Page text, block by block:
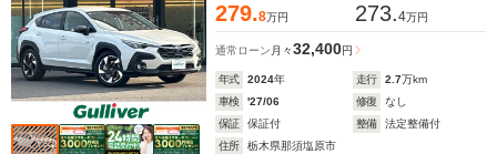
279.8万円 273.4万円
通常ローン 月々32,400円
年式 2024年 走行 2.7万km
車検
'27/06 修復
なし
保証
保証付 整備
法定整備付
住所
栃木県那須塩原市